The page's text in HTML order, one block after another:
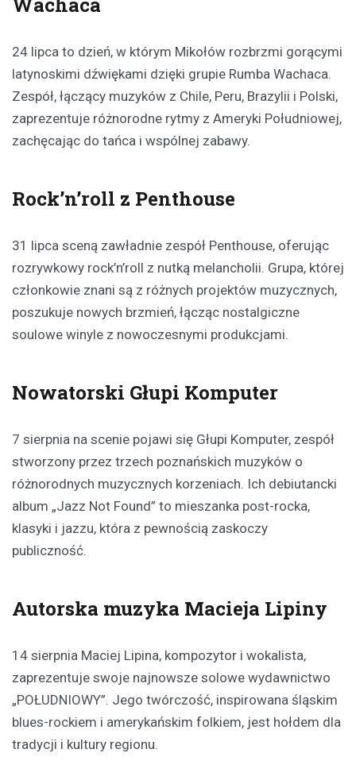
24 lipca to dzień, w którym Mikołów rozbrzmi gorącymi
latynoskimi dźwiękami dzięki grupie Rumba Wachaca.
Zespół, łączący muzyków z Chile, Peru, Brazylii i Polski,
zaprezentuje różnorodne rytmy z Ameryki Południowej,
zachęcając do tańca i wspólnej zabawy.
Rock’n’roll z Penthouse
31 lipca sceną zawładnie zespół Penthouse, oferując
rozrywkowy rock’n’roll z nutką melancholii. Grupa, której
członkowie znani są z różnych projektów muzycznych,
poszukuje nowych brzmień, łącząc nostalgiczne
soulowe winyle z nowoczesnymi produkcjami.
Nowatorski Głupi Komputer
7 sierpnia na scenie pojawi się Głupi Komputer, zespół
stworzony przez trzech poznańskich muzyków o
różnorodnych muzycznych korzeniach. Ich debiutancki
album „Jazz Not Found” to mieszanka post-rocka,
klasyki i jazzu, która z pewnością zaskoczy
publiczność.
Autorska muzyka Macieja Lipiny
14 sierpnia Maciej Lipina, kompozytor i wokalista,
zaprezentuje swoje najnowsze solowe wydawnictwo
„POŁUDNIOWY”. Jego twórczość, inspirowana śląskim
blues-rockiem i amerykańskim folkiem, jest hołdem dla
tradycji i kultury regionu.